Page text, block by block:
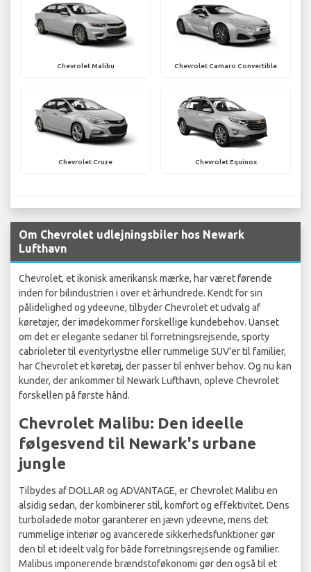
Chevrolet Malibu Chevrolet Camaro Convertible
Chevrolet Cruze Chevrolet Equinox
Om Chevrolet udlejningsbiler hos Newark
Lufthavn
Chevrolet, et ikonisk amerikansk mærke, har været førende
inden for bilindustrien i over et århundrede. Kendt for sin
pålidelighed og ydeevne, tilbyder Chevrolet et udvalg af
køretøjer, der imødekommer forskellige kundebehov. Uanset
om det er elegante sedaner til forretningsrejsende, sporty
cabrioleter til eventyrlystne eller rummelige SUV'er til familier,
har Chevrolet et køretøj, der passer til enhver behov. Og nu kan
kunder, der ankommer til Newark Lufthavn, opleve Chevrolet
forskellen på første hånd.
Chevrolet Malibu: Den ideelle
følgesvend til Newark's urbane
jungle
Tilbydes af DOLLAR og ADVANTAGE, er Chevrolet Malibu en
alsidig sedan, der kombinerer stil, komfort og effektivitet. Dens
turboladede motor garanterer en jævn ydeevne, mens det
rummelige interiør og avancerede sikkerhedsfunktioner gør
den til et ideelt valg for både forretningsrejsende og familier.
Malibus imponerende brændstoføkonomi gør den også til et